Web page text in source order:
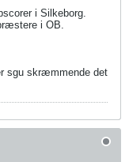
i Silkeborg.
i OB.
sgu skræmmende det